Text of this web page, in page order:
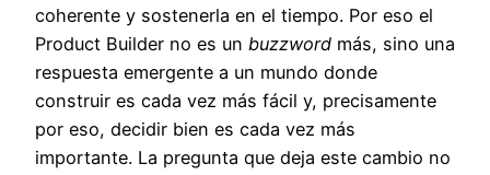
coherente y sostenerla en el tiempo. Por eso el
Product Builder no es un buzzword más, sino una
respuesta emergente a un mundo donde
construir es cada vez más fácil y, precisamente
por eso, decidir bien es cada vez más
importante. La pregunta que deja este cambio no